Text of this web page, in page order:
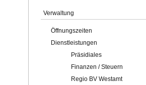
Verwaltung
Öffnungszeiten
Dienstleistungen
Präsidiales
Finanzen / Steuern
Regio BV Westamt